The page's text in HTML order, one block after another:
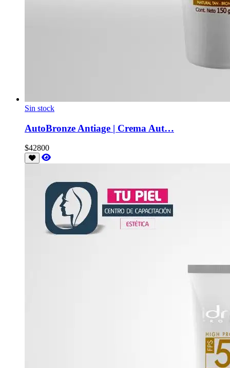
Sin stock
AutoBronze Antiage | Crema Aut…
$42800